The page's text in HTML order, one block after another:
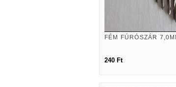
FÉM FÚRÓSZÁR
240 Ft